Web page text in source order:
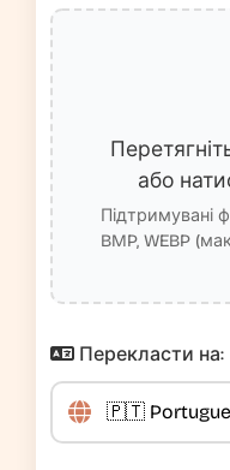
або
Підтримувані
BMP, WEBP
Перекласти на: